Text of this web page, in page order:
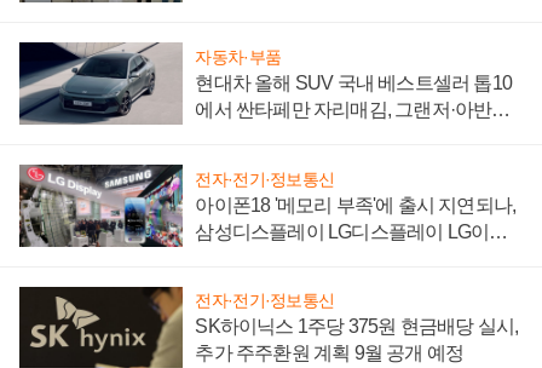
자동차·부품
현대차 올해 SUV 국내 베스트셀러 톱10
에서 싼타페만 자리매김, 그랜저·아반떼
전자·전기·정보통신
아이폰18 '메모리 부족'에 출시 지연되나,
삼성디스플레이 LG디스플레이 LG이노
전자·전기·정보통신
SK하이닉스 1주당 375원 현금배당 실시,
추가 주주환원 계획 9월 공개 예정